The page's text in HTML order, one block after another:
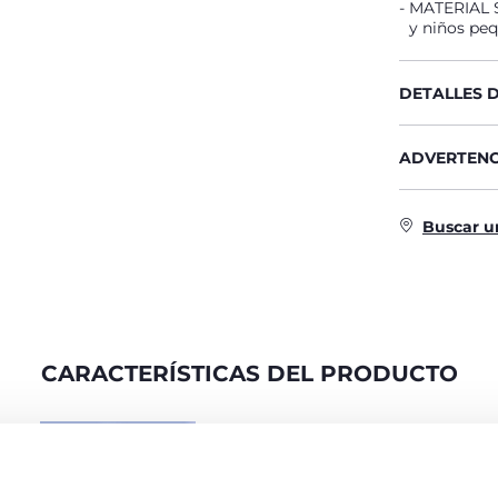
MATERIAL
y niños
DETALLES
Buscar
CARACTERÍSTICAS DEL PRODUCTO